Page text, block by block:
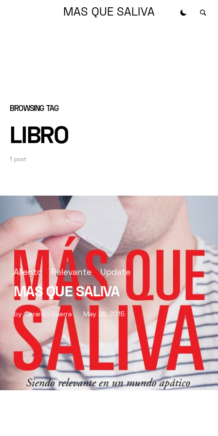
MAS QUE SALIVA
BROWSING TAG
LIBRO
1 post
Aliento Relevante Update
MAS QUE SALIVA
by Gerardo Guerra May 28, 2015